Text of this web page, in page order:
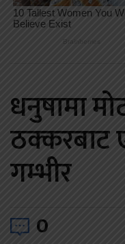
धनुषामा
ठक्करबाट
गम्भीर
0